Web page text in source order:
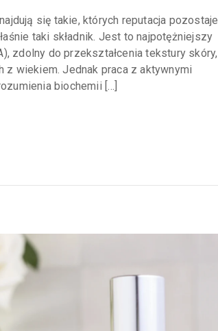
się takie, których reputacja pozostaje
taki składnik. Jest to najpotężniejszy
zdolny do przekształcenia tekstury skóry,
wiekiem. Jednak praca z aktywnymi
biochemii […]